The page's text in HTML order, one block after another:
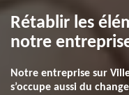
Rétablir les
notre
Notre entreprise sur
s’occupe aussi du